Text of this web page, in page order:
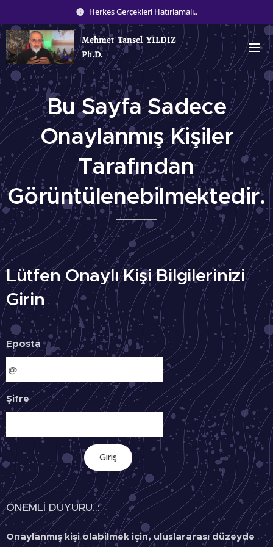
Herkes Gerçekleri Hatırlamalı..
Mehmet Tansel YILDIZ
Ph.D.
Bu Sayfa Sadece
Onaylanmış Kişiler
Tarafından
Görüntülenebilmektedir.
Lütfen Onaylı Kişi Bilgilerinizi
Girin
Eposta
Şifre
Giriş
ÖNEMLİ DUYURU..:
Onaylanmış kişi olabilmek için, uluslararası düzeyde